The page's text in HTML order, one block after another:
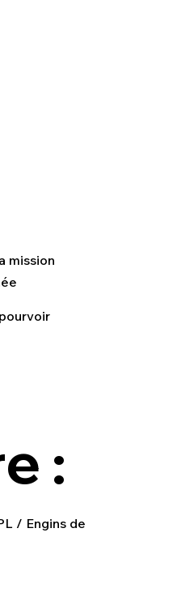
mission
:
/ Engins de